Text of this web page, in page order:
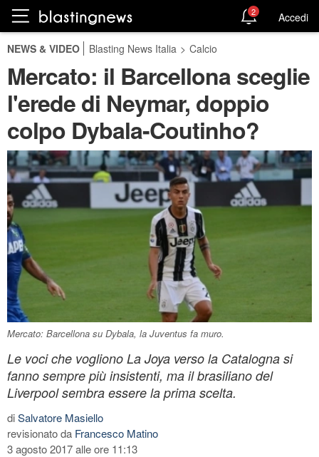
2 Accedi
NEWS & VIDEO Blasting News Italia > Calcio
Mercato: il Barcellona sceglie
l'erede di Neymar, doppio
colpo Dybala-Coutinho?
Mercato: Barcellona su Dybala, la Juventus fa muro.
Le voci che vogliono La Joya verso la Catalogna si
fanno sempre più insistenti, ma il brasiliano del
Liverpool sembra essere la prima scelta.
diSalvatore Masiello
revisionato da Francesco Matino
3 agosto 2017 alle ore 11:13